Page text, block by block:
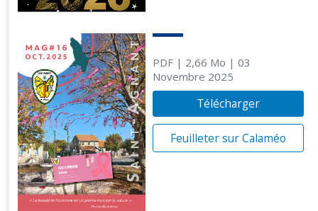
PDF| 2,66 Mo | 03
Novembre 2025
Télécharger
Feuilleter sur Calaméo